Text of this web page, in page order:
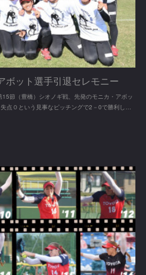
ボット選手引退セレモニー
節（豊橋）シオノギ戦、先発のモニカ・アボッ
点０という見事なピッチングで2－0で勝利し…